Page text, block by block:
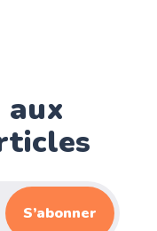
aux
S’abonner